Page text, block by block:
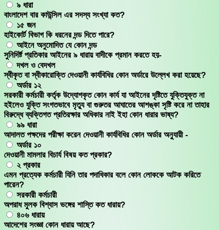
৯ ধারা
বাংলাদেশ বার কাউন্সিল এর সদস্য সংখ্যা কত?
১৫ জন
হাইকোর্ট বিভাগ কি ধরনের দন্ড দিতে পারে?
আইনে অনুমোদিত যে কোন দন্ড
সুনিদির্ষ্ট প্রতিকার আইনের ৯ ধারায় বাদীকে প্রমান করতে হয়-
দখল ও বেদখল
স্বীকৃত বা স্বীকারোক্তি দেওয়ানী কার্যবিধির কোন অর্ডারে উল্লেখ করা হয়েছে?
অর্ডার ১২
সরকারী কর্মচারী কর্তৃক উদ্যোগকৃত কোন কার্য যা আইনের দৃষ্টিতে যুক্তিযুক্ত না
হইলেও যুক্তি সংগতভাবে মৃত্যু বা গুরুতর আঘাতের আশঙ্কা সৃষ্টি করে না তাহার
বিরুদ্ধে ব্যক্তিগত প্রতিরক্ষার অধিকার নাই ইহা কোন ধারার ভাষ্য?
৯৯ ধারা
আদালত পক্ষদের পরীক্ষা করেন দেওয়ানী কার্যবিধির কোন অর্ডার অনুুযায়ী -
অর্ডার ১০
দেওয়ানী মামলার বিচার্য বিষয় কত প্রকার?
২ প্রকার
এমন প্রত্যেক কর্মচারী যিনি তার পদাধিকার বলে কোন লোককে আটক করিতে
পারেন?
সরকারী কর্মচারী
অপরাধ মুলক বিশ্বাস ভঙ্গের শাস্তি কত ধারায়?
৪০৬ ধারায়
আদেশের সংজ্ঞা কোন ধারায় আছে?